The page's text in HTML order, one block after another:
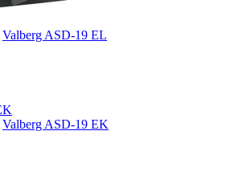
Valberg ASD-19 EL
Valberg ASD-19 EK